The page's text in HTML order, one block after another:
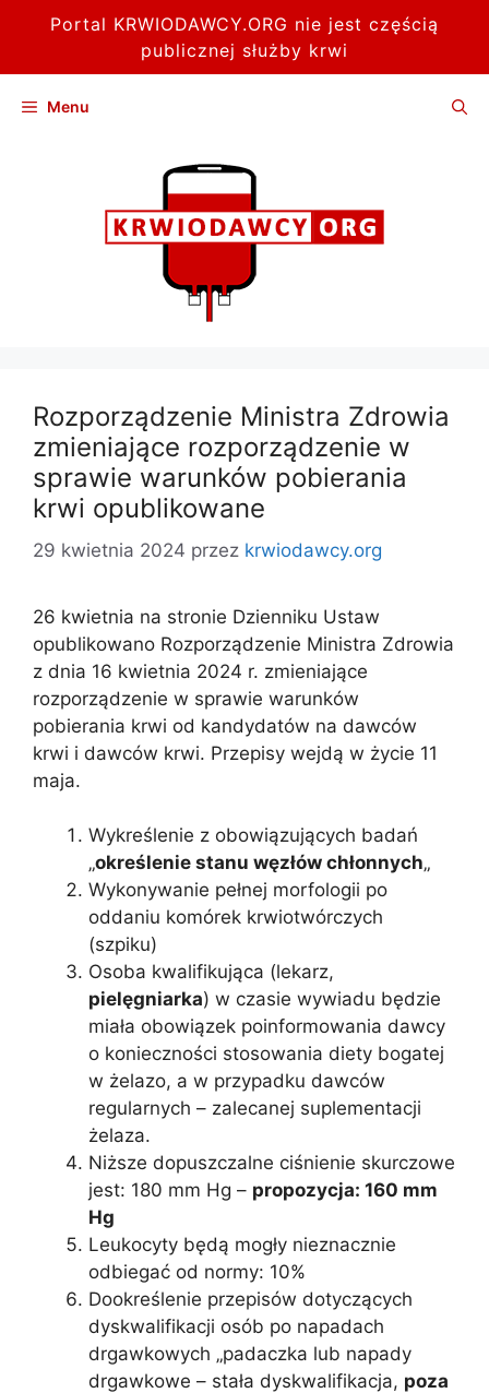
Portal KRWIODAWCY.ORG nie jest częścią
publicznej służby krwi
Menu
Rozporządzenie Ministra Zdrowia
zmieniające rozporządzenie w
sprawie warunków pobierania
krwi opublikowane
29 kwietnia 2024 przez krwiodawcy.org
26 kwietnia na stronie Dzienniku Ustaw
opublikowano Rozporządzenie Ministra Zdrowia
z dnia 16 kwietnia 2024 r. zmieniające
rozporządzenie w sprawie warunków
pobierania krwi od kandydatów na dawców
krwi i dawców krwi. Przepisy wejdą w życie 11
maja.
Wykreślenie z obowiązujących badań
„określenie stanu węzłów chłonnych„
Wykonywanie pełnej morfologii po
oddaniu komórek krwiotwórczych
(szpiku)
Osoba kwalifikująca (lekarz,
pielęgniarka) w czasie wywiadu będzie
miała obowiązek poinformowania dawcy
o konieczności stosowania diety bogatej
w żelazo, a w przypadku dawców
regularnych – zalecanej suplementacji
żelaza.
Niższe dopuszczalne ciśnienie skurczowe
jest: 180 mm Hg – propozycja: 160 mm
Hg
Leukocyty będą mogły nieznacznie
odbiegać od normy: 10%
Dookreślenie przepisów dotyczących
dyskwalifikacji osób po napadach
drgawkowych „padaczka lub napady
drgawkowe – stała dyskwalifikacja, poza